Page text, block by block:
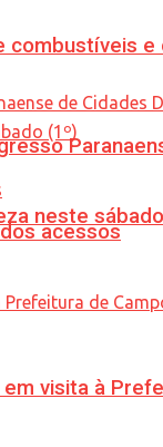
neste
visita à
acessos